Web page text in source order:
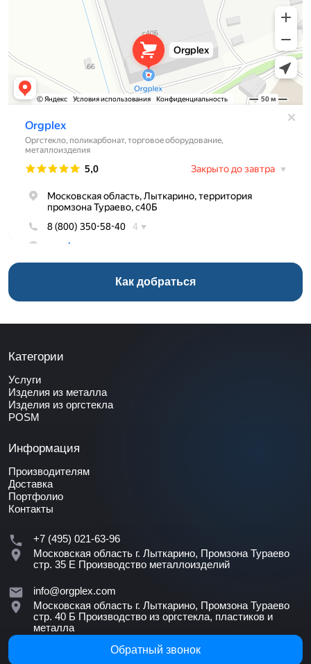
Как добраться
Категории
Услуги
Изделия из металла
Изделия из оргстекла
POSM
Информация
Производителям
Доставка
Портфолио
Контакты
+7 (495) 021-63-96
Московская область г. Лыткарино, Промзона Тураево
стр. 35 Е Производство металлоизделий
info@orgplex.com
Московская область г. Лыткарино, Промзона Тураево
стр. 40 Б Производство из оргстекла, пластиков и
металла
Обратный звонок